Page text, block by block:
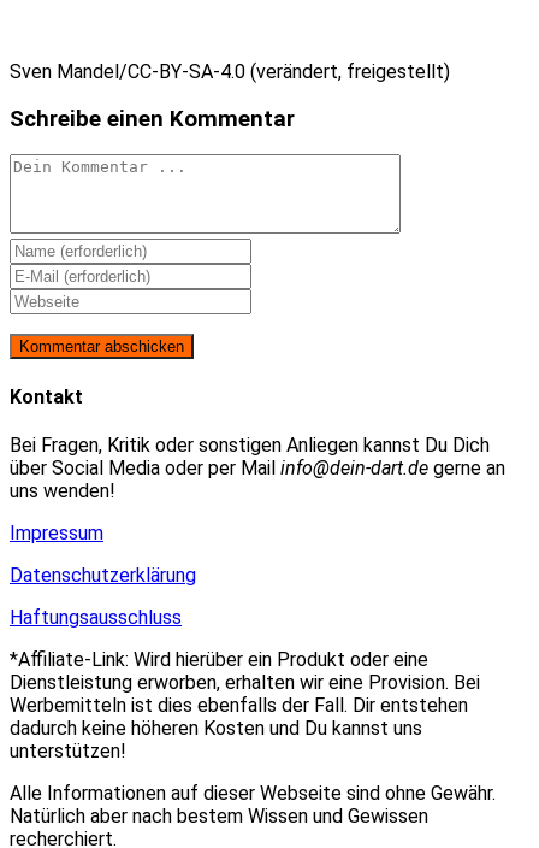
Sven Mandel/CC-BY-SA-4.0 (verändert, freigestellt)
Schreibe einen Kommentar
Kommentieren
Gib
deinen
Namen
oder
Benutzernamen
zum
Kommentieren
ein
Gib
deine
E-
Mail-
Adresse
zum
ein
Gib
Website-
ein
Kontakt
Bei Fragen, Kritik oder sonstigen Anliegen kannst Du Dich
über Social Media oder per Mail info@dein-dart.de gerne an
uns wenden!
Impressum
Datenschutzerklärung
Haftungsausschluss
*Affiliate-Link: Wird hierüber ein Produkt oder eine
Dienstleistung erworben, erhalten wir eine Provision. Bei
Werbemitteln ist dies ebenfalls der Fall. Dir entstehen
dadurch keine höheren Kosten und Du kannst uns
unterstützen!
Alle Informationen auf dieser Webseite sind ohne Gewähr.
Natürlich aber nach bestem Wissen und Gewissen
recherchiert.